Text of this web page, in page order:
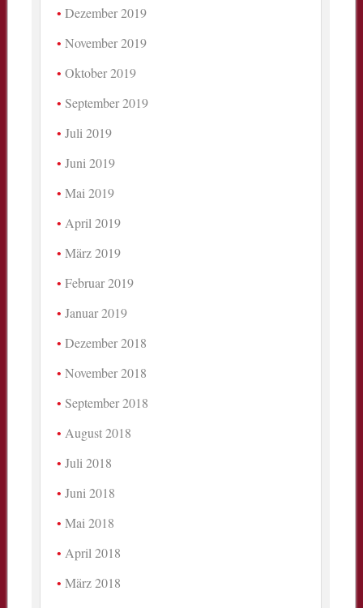
Dezember 2019
November 2019
Oktober 2019
September 2019
Juli 2019
Juni 2019
Mai 2019
April 2019
März 2019
Februar 2019
Januar 2019
Dezember 2018
November 2018
September 2018
August 2018
Juli 2018
Juni 2018
Mai 2018
April 2018
März 2018